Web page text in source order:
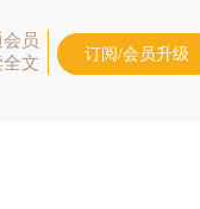
员
文
订阅/会员升级